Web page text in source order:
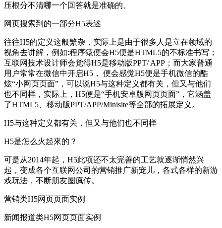
压根分不清哪一个回答就是准确的。
网页搜索到的一部分H5表述
往往H5的定义这般繁杂，实际上是由于很多人是立在领域的
视角去讲解，例如:程序猿便会H5便是HTML5的不标准书写；
互联网技术设计师会觉得H5是移动版PPT/ APP；而大家普通
用户常常在微信中开启H5， 便会感觉H5便是手机微信的酷
炫“小网页页面”，可以说H5与这种定义都有关，但又与他们
也不同样，实际上，H5便是“手机安卓版网页页面”，它涵盖
了HTML5、移动版PPT/APP/Minisite等全部的拓展定义。
H5与这种定义都有关，但又与他们也不同样
H5是怎么火起來的？
可是从2014年起，H5此项还不太完善的工艺就逐渐悄然兴
起，变成各个互联网公司的营销推广新宠儿，各式各样的新游
戏玩法，不断朋友圈疯传。
营销类H5网页页面实例
新闻报道类H5网页页面实例